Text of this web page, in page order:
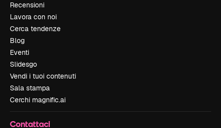
Recensioni
Lavora con noi
Cerca tendenze
Blog
Eventi
Slidesgo
Vendi i tuoi contenuti
Sala stampa
Cerchi magnific.ai
Contattaci